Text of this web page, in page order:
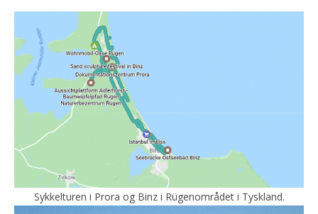
Sykkelturen i Prora og Binz i Rügenområdet i Tyskland.